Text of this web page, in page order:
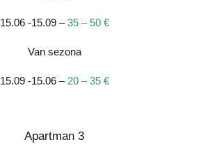
15.06 -15.09 –35 – 50 €
Van sezona
15.09 -15.06 –20 – 35 €
Apartman 3